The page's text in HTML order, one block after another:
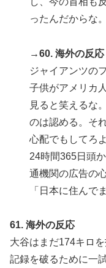
ったんだからな。
→60. 海外の反応
ジャイアンツの
子供がアメリカ
見ると笑えるな
のは認める。そ
心配でもしてろ
24時間365日頭
通機関の広告の
「日本に住んで
61. 海外の反応
大谷はまだ174キロ
記録を破るために一